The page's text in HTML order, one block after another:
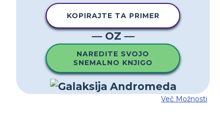
KOPIRAJTE TA PRIMER
— OZ —
NAREDITE SVOJO
SNEMALNO KNJIGO
Več Možnosti